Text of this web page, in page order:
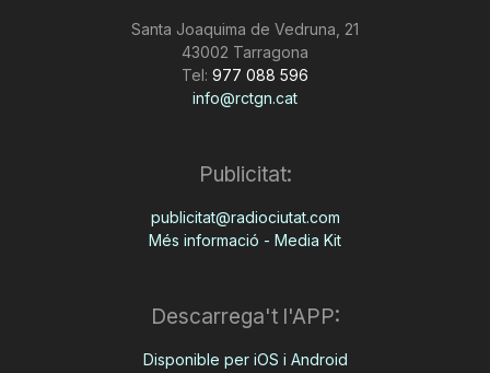
Santa Joaquima de Vedruna, 21
43002 Tarragona
Tel: 977 088 596
info@rctgn.cat
Publicitat:
publicitat@radiociutat.com
Més informació - Media Kit
Descarrega't l'APP:
Disponible per iOS i Android